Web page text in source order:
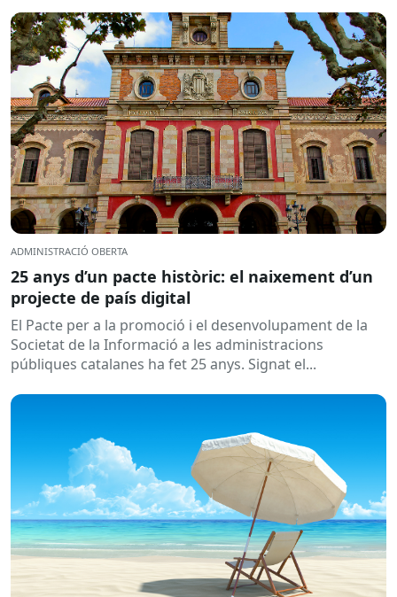
ADMINISTRACIÓ OBERTA
25 anys d’un pacte històric: el naixement d’un
projecte de país digital
El Pacte per a la promoció i el desenvolupament de la
Societat de la Informació a les administracions
públiques catalanes ha fet 25 anys. Signat el...